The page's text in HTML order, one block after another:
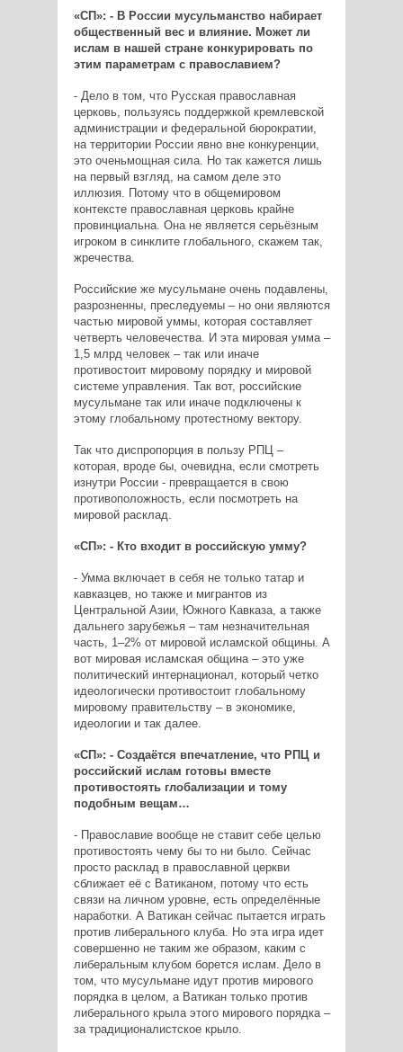
«СП»: - В России мусульманство набирает
общественный вес и влияние. Может ли
ислам в нашей стране конкурировать по
этим параметрам с православием?
- Дело в том, что Русская православная
церковь, пользуясь поддержкой кремлевской
администрации и федеральной бюрократии,
на территории России явно вне конкуренции,
это оченьмощная сила. Но так кажется лишь
на первый взгляд, на самом деле это
иллюзия. Потому что в общемировом
контексте православная церковь крайне
провинциальна. Она не является серьёзным
игроком в синклите глобального, скажем так,
жречества.
Российские же мусульмане очень подавлены,
разрозненны, преследуемы – но они являются
частью мировой уммы, которая составляет
четверть человечества. И эта мировая умма –
1,5 млрд человек – так или иначе
противостоит мировому порядку и мировой
системе управления. Так вот, российские
мусульмане так или иначе подключены к
этому глобальному протестному вектору.
Так что диспропорция в пользу РПЦ –
которая, вроде бы, очевидна, если смотреть
изнутри России - превращается в свою
противоположность, если посмотреть на
мировой расклад.
«СП»: - Кто входит в российскую умму?
- Умма включает в себя не только татар и
кавказцев, но также и мигрантов из
Центральной Азии, Южного Кавказа, а также
дальнего зарубежья – там незначительная
часть, 1–2% от мировой исламской общины. А
вот мировая исламская община – это уже
политический интернационал, который четко
идеологически противостоит глобальному
мировому правительству – в экономике,
идеологии и так далее.
«СП»: - Создаётся впечатление, что РПЦ и
российский ислам готовы вместе
противостоять глобализации и тому
подобным вещам…
- Православие вообще не ставит себе целью
противостоять чему бы то ни было. Сейчас
просто расклад в православной церкви
сближает её с Ватиканом, потому что есть
связи на личном уровне, есть определённые
наработки. А Ватикан сейчас пытается играть
против либерального клуба. Но эта игра идет
совершенно не таким же образом, каким с
либеральным клубом борется ислам. Дело в
том, что мусульмане идут против мирового
порядка в целом, а Ватикан только против
либерального крыла этого мирового порядка –
за традиционалистское крыло.